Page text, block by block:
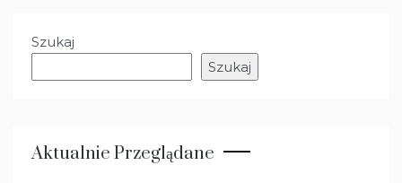
Szukaj
Szukaj
Aktualnie Przeglądane